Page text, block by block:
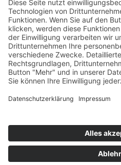
Sonstige Anfragen:
Phone: +49 (0)89 178 61-422
Email:Diese E-Mail-Adresse ist
Anzeige muss JavaScript
© Naturkundemuseum Bayern
Newsletter
Jobs
Museum Mensch und Natur
Digitale Barrierefreiheit